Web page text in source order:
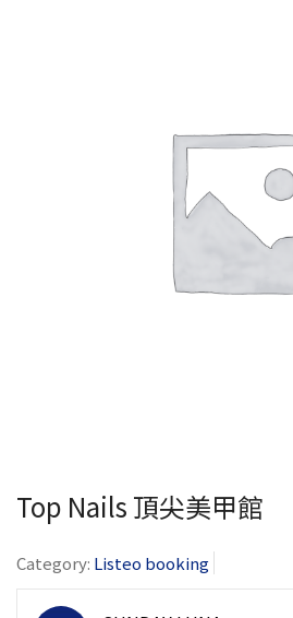
Top Nails 頂尖美甲館
Category: Listeo booking